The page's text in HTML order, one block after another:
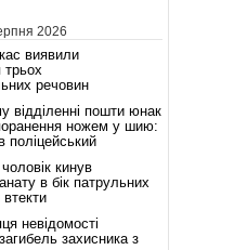
2026
виявили
речовин
відділенні пошти юнак
ножем у шию:
поліцейський
кинув
в бік патрульних
невідомості
захисника з